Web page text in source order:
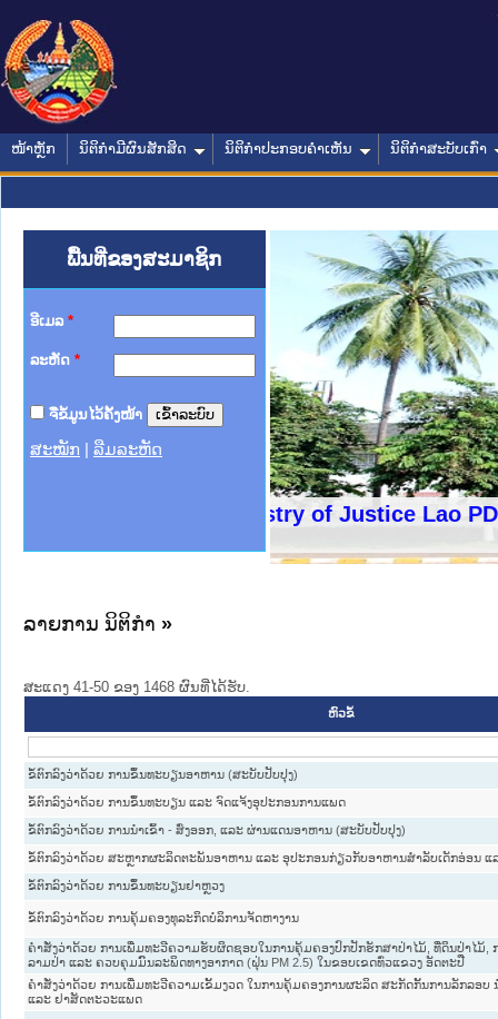
ໜ້າຫຼັກ ນິຕິກໍາມີຜົນສັກສິດ ນິຕິກໍາປະກອບຄໍາເຫັນ ນິຕິກໍາສະບັບເກົ່າ
ພື້ນທີ່ຂອງສະມາຊິກ
ອີເມລ *
ລະຫັດ *
ຈື່ຂໍ້ມູນໄວ້ຄັ້ງໜ້າ
ສະໝັກ ລືມລະຫັດ
Ministry of Justice Lao PDR
າຊົນ ພາກເໜືອ
ການ
ກາງ
ໃຕ້
ຕຳຫຼວດປະຊາຊົນ
ສັນຕິບານປະຊາຊົນ
ກເໜືອ
າຊົນ ພາກກາງ
ລາຍການ ນິຕິກໍາ »
ສະແດງ 41-50 ຂອງ 1468 ຜົນທີ່ໄດ້ຮັບ.
ຫົວຂໍ້
ຂໍ້ຕົກລົງວ່າດ້ວຍ ການຂຶ້ນທະບຽນອາຫານ (ສະບັບປັບປຸງ)
ຂໍ້ຕົກລົງວ່າດ້ວຍ ການຂຶ້ນທະບຽນ ແລະ ຈົດແຈ້ງອຸປະກອນການແພດ
ຂໍ້ຕົກລົງວ່າດ້ວຍ ການນຳເຂົ້າ - ສົ່ງອອກ, ແລະ ຜ່ານແດນອາຫານ (ສະບັບປັບປຸງ)
ຂໍ້ຕົກລົງວ່າດ້ວຍ ສະຫຼາກຜະລິດຕະພັນອາຫານ ແລະ ອຸປະກອນກ່ຽວກັບອາຫານສຳລັບເດັກອ່ອນ ແ
ຂໍ້ຕົກລົງວ່າດ້ວຍ ການຂຶ້ນທະບຽນຢາຫຼວງ
ຂໍ້ຕົກລົງວ່າດ້ວຍ ການຄຸ້ມຄອງທຸລະກິດບໍລິການຈັດຫາງານ
ຄໍາສັ່ງວ່າດ້ວຍ ການເພີ່ມທະວີຄວາມຮັບຜິດຊອບໃນການຄຸ້ມຄອງປົກປັກຮັກສາປ່າໄມ້, ທີ່ດິນປ່າໄມ້,
ລາມປ່າ ແລະ ຄວບຄຸມມົົນລະພິດທາງອາກາດ (ຝຸ່ນ PM 2.5) ໃນຂອບເຂດທົ່ວແຂວງ ອັດຕະປື
ຄຳສັ່ງວ່າດ້ວຍ ການເພີ່ມທະວີຄວາມເຂັ້ມງວດ ໃນການຄຸ້ມຄອງການຜະລິດ ສະກັດກັ້ນການລັກລອບ
ແລະ ຢາສັດຕະວະແພດ